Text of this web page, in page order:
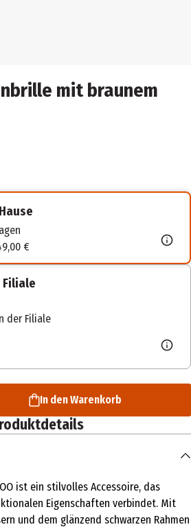
mit braunem
€
der Filiale
In den Warenkorb
ist ein stilvolles Accessoire, das
Eigenschaften verbindet. Mit
und dem glänzend schwarzen Rahmen